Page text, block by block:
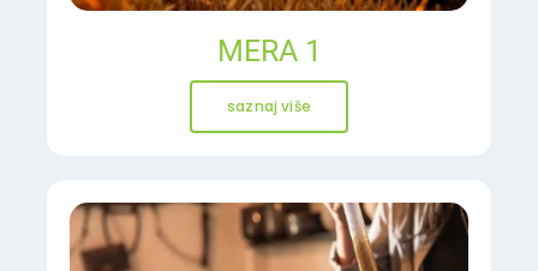
MERA 1
saznaj više